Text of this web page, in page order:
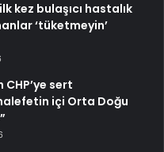
kez bulaşıcı hastalık
‘tüketmeyin’
CHP’ye sert
içi Orta Doğu